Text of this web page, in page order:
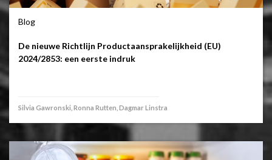
Blog
De nieuwe Richtlijn Productaansprakelijkheid (EU)
2024/2853: een eerste indruk
Silvia Gawronski, Ronna Rutten, Dagmar Linstra